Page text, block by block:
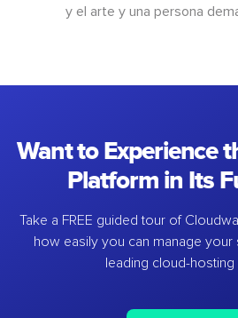
y el arte y una persona
Want to Experience
Platform in Its
Take a FREE guided tour of
how easily you can manage
leading cloud-hosting